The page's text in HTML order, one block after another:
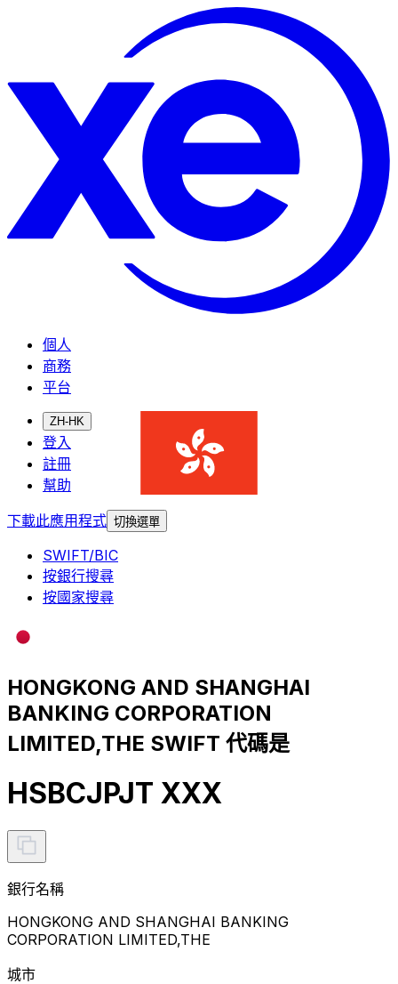
個人
商務
平台
ZH-HK
登入
註冊
幫助
下載此應用程式 切換選單
SWIFT/BIC
按銀行搜尋
按國家搜尋
HONGKONG AND SHANGHAI
BANKING CORPORATION
LIMITED,THE SWIFT 代碼是
HSBCJPJT XXX
銀行名稱
HONGKONG AND SHANGHAI BANKING
CORPORATION LIMITED,THE
城市